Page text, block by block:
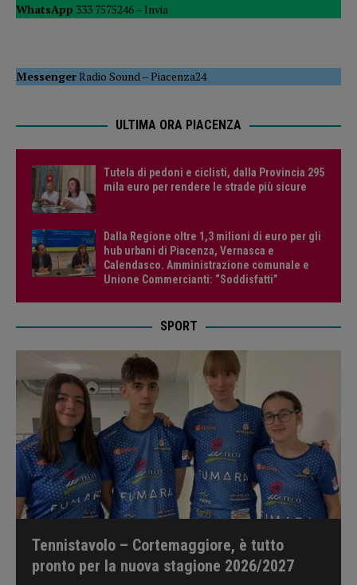
WhatsApp 333 7575246 – Invia
MessengerRadio Sound –Piacenza24
ULTIMA ORA PIACENZA
Tutela di pedoni e ciclisti, dalla Provincia 295
mila euro per rendere le strade più sicure
Dalla Regione oltre 1,3 milioni di euro per gli
hub urbani di Piacenza, Vernasca e
Calendasco. Amministrazione comunale e
Unione Commercianti: “Soddisfatti”
SPORT
Tennistavolo – Cortemaggiore, è tutto
pronto per la nuova stagione 2026/2027